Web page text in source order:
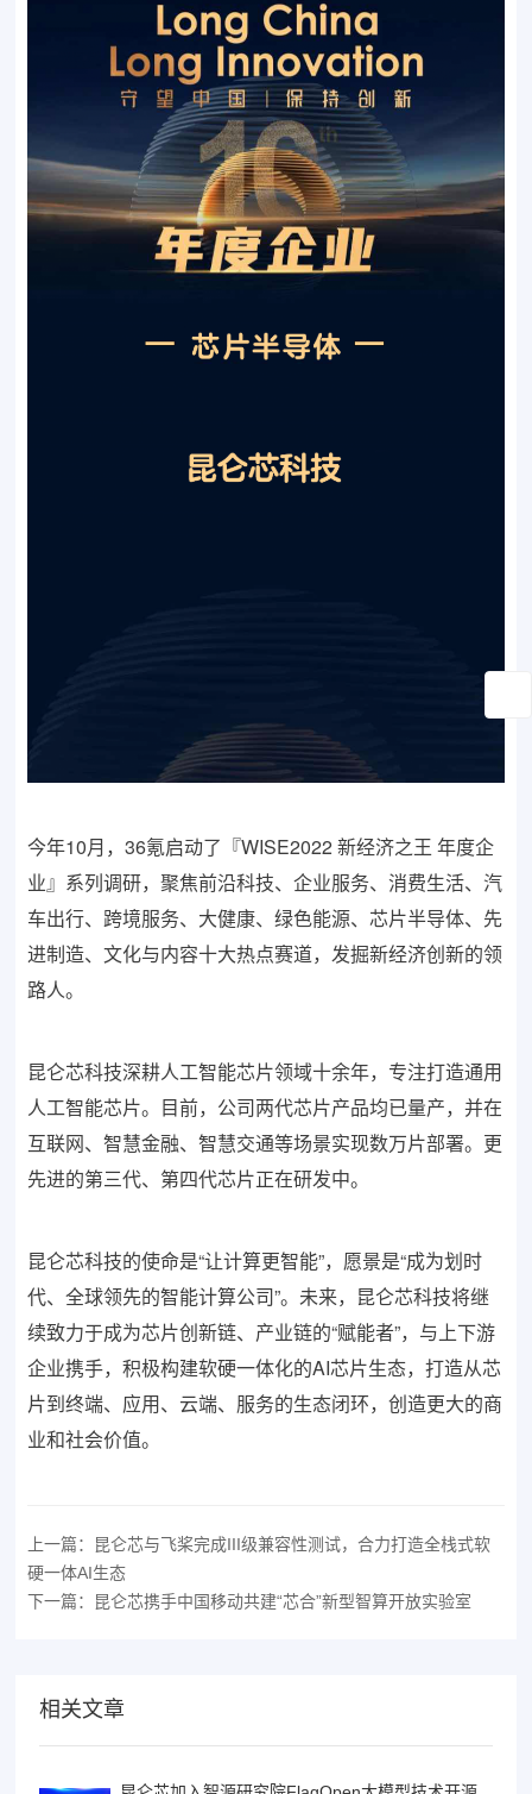
今年10月，36氪启动了『WISE2022 新经济之王 年度企
业』系列调研，聚焦前沿科技、企业服务、消费生活、汽
车出行、跨境服务、大健康、绿色能源、芯片半导体、先
进制造、文化与内容十大热点赛道，发掘新经济创新的领
路人。
昆仑芯科技深耕人工智能芯片领域十余年，专注打造通用
人工智能芯片。目前，公司两代芯片产品均已量产，并在
互联网、智慧金融、智慧交通等场景实现数万片部署。更
先进的第三代、第四代芯片正在研发中。
昆仑芯科技的使命是“让计算更智能”，愿景是“成为划时
代、全球领先的智能计算公司”。未来，昆仑芯科技将继
续致力于成为芯片创新链、产业链的“赋能者”，与上下游
企业携手，积极构建软硬一体化的AI芯片生态，打造从芯
片到终端、应用、云端、服务的生态闭环，创造更大的商
业和社会价值。
上一篇：昆仑芯与飞桨完成III级兼容性测试，合力打造全栈式软
硬一体AI生态
下一篇：昆仑芯携手中国移动共建“芯合”新型智算开放实验室
相关文章